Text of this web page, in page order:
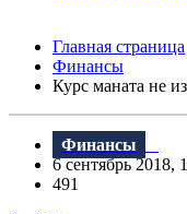
Главная страница
Финансы
Курс маната не
Финансы
6 сентябрь 2018,
491